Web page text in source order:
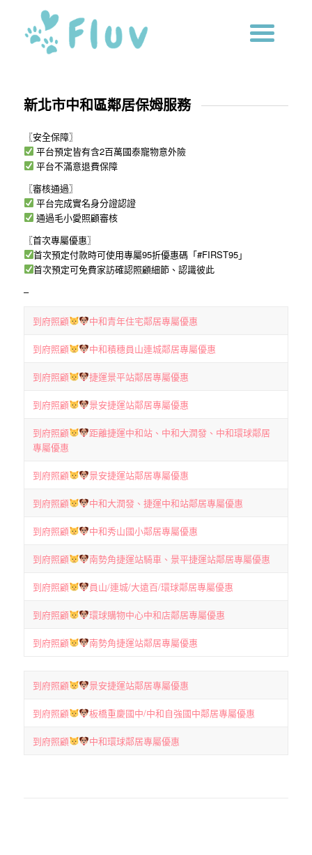
新北市中和區鄰居保姆服務
〖安全保障〗
平台預定皆有含2百萬國泰寵物意外險
平台不滿意退費保障
〖審核通過〗
平台完成實名身分證認證
通過毛小愛照顧審核
〖首次專屬優惠〗
首次預定付款時可使用專屬95折優惠碼「#FIRST95」
首次預定可免費家訪確認照顧細節、認識彼此
–
到府照顧 中和青年住宅鄰居專屬優惠
到府照顧 中和積穗員山連城鄰居專屬優惠
到府照顧 捷運景平站鄰居專屬優惠
到府照顧 景安捷運站鄰居專屬優惠
到府照顧
距離捷運中和站、中和大潤發、中和環球鄰居
專屬優惠
到府照顧 景安捷運站鄰居專屬優惠
到府照顧 中和大潤發、捷運中和站鄰居專屬優惠
到府照顧 中和秀山國小鄰居專屬優惠
到府照顧 南勢角捷運站騎車、景平捷運站鄰居專屬優惠
到府照顧 員山/連城/大遠百/環球鄰居專屬優惠
到府照顧 環球購物中心中和店鄰居專屬優惠
到府照顧 南勢角捷運站鄰居專屬優惠
到府照顧 景安捷運站鄰居專屬優惠
到府照顧 板橋重慶國中/中和自強國中鄰居專屬優惠
到府照顧 中和環球鄰居專屬優惠